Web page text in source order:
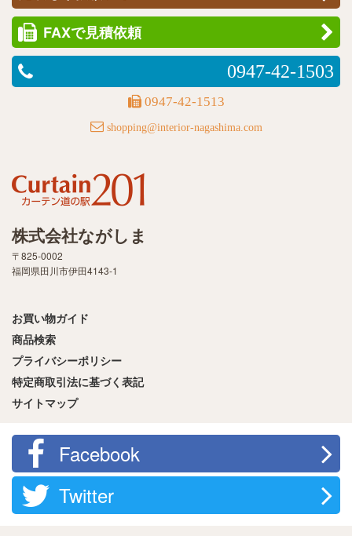
FAXで見積依頼
0947-42-1503
0947-42-1513
shopping@interior-nagashima.com
株式会社ながしま
〒825-0002
福岡県田川市伊田4143-1
お買い物ガイド
商品検索
プライバシーポリシー
特定商取引法に基づく表記
サイトマップ
Facebook
Twitter